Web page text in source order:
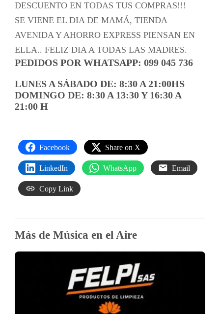
DESCUENTO EN TODAS TUS COMPRAS!!!
SE VIENE EL DIA DE MAMÁ, TIENDA
AVENIDA YAHORRO EXPRESS PIENSAN EN
ELLA.. FELIZ DIA A TODAS LAS MADRES.
PEDIDOS POR WHATSAPP: 099 045 736
LUNES A SÁBADO DE: 8:30 A 21:00HS
DOMINGO DE: 8:30 A 13:30 Y 16:30 A
21:00 H
Facebook Share on X
LinkedIn WhatsApp Email
Copy Link
Más de Música en el Aire